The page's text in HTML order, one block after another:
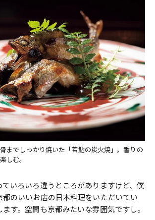
までしっかり焼いた「若鮎の炭火焼」。香りの
しむ。
いろいろ違うところがありますけど、僕
都のいいお店の日本料理をいただいてい
す。空間も京都みたいな雰囲気ですし。